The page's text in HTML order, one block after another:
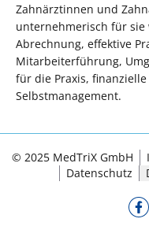
Zahnärztinnen und
unternehmerisch für
Abrechnung, effektive
Mitarbeiterführung,
für die Praxis,
Selbstmanagement.
© 2025 MedTriX GmbH
Datenschutz